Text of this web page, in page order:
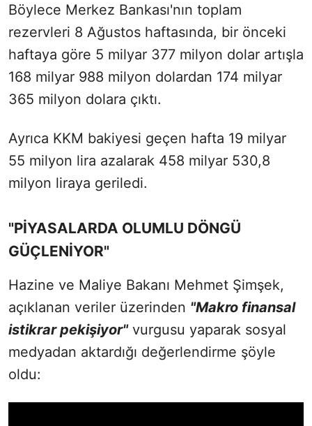
Böylece Merkez Bankası'nın toplam
rezervleri 8 Ağustos haftasında, bir önceki
haftaya göre 5 milyar 377 milyon dolar artışla
168 milyar 988 milyon dolardan 174 milyar
365 milyon dolara çıktı.
Ayrıca KKM bakiyesi geçen hafta 19 milyar
55 milyon lira azalarak 458 milyar 530,8
milyon liraya geriledi.
"PİYASALARDA OLUMLU DÖNGÜ
GÜÇLENİYOR"
Hazine ve Maliye Bakanı Mehmet Şimşek,
açıklanan veriler üzerinden "Makro finansal
istikrar pekişiyor"vurgusu yaparak sosyal
medyadan aktardığı değerlendirme şöyle
oldu: